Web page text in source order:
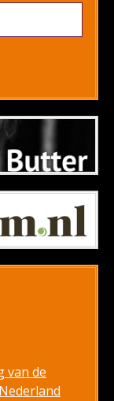
van de